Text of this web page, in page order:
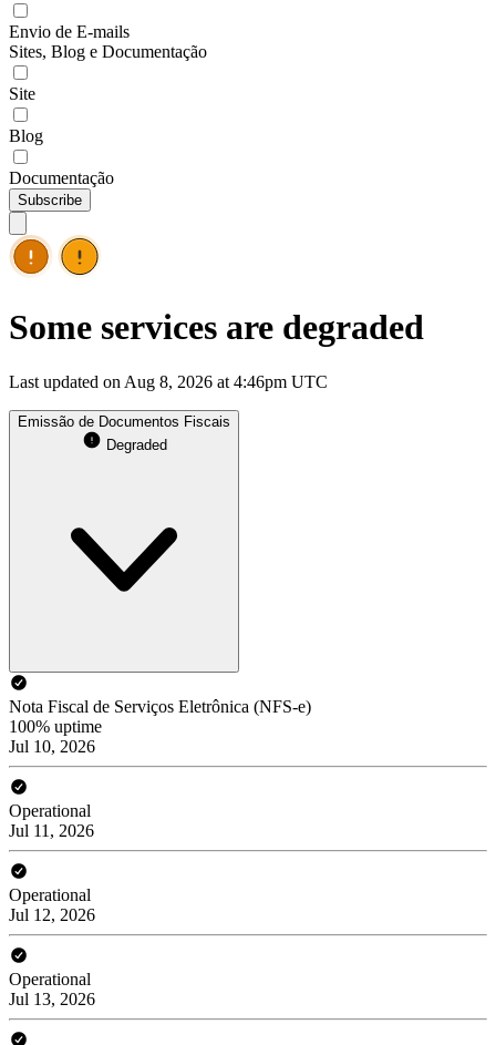
Envio de E-mails
Sites, Blog e Documentação
Site
Blog
Documentação
Subscribe
Some services are degraded
Last updated on Aug 8, 2026 at 4:46pm UTC
Emissão de Documentos Fiscais
Degraded
Nota Fiscal de Serviços Eletrônica (NFS-e)
100% uptime
Jul 10, 2026
Operational
Jul 11, 2026
Operational
Jul 12, 2026
Operational
Jul 13, 2026